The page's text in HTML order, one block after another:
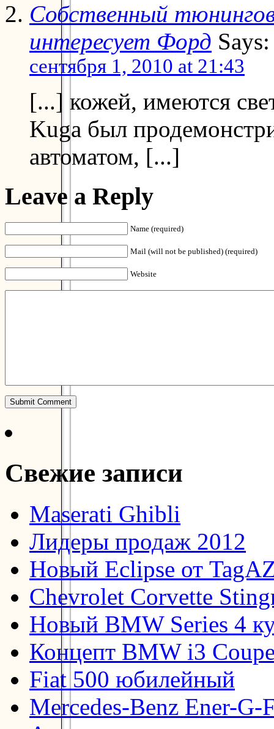
Собственный
интересует Форд Says:
сентября 1, 2010 at 21:43
[...] кожей, имеются
Kuga был
автоматом, [...]
Leave a Reply
Name (required)
Mail (will not be published) (required)
Website
Свежие записи
Maserati Ghibli
Лидеры продаж 2012
Новый Eclipse от
Chevrolet Corvette
Новый BMW Series 4
Концепт BMW i3
Fiat 500 юбилейный
Mercedes-Benz Ener-G-